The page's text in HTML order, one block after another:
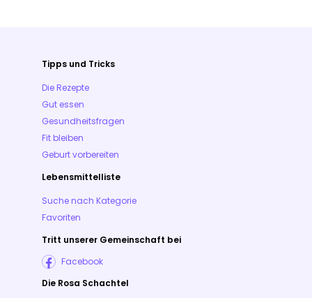
Tipps und Tricks
Die Rezepte
Gut essen
Gesundheitsfragen
Fit bleiben
Geburt vorbereiten
Lebensmittelliste
Suche nach Kategorie
Favoriten
Tritt unserer Gemeinschaft bei
Facebook
Die Rosa Schachtel